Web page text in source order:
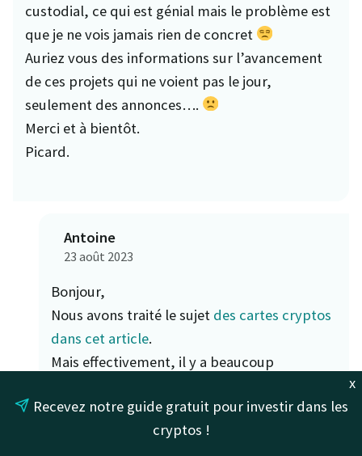
custodial, ce qui est génial mais le problème est
que je ne vois jamais rien de concret
Auriez vous des informations sur l’avancement
de ces projets qui ne voient pas le jour,
seulement des annonces….
Merci et à bientôt.
Picard.
Antoine
23 août 2023
Bonjour,
Nous avons traité le sujet des cartes cryptos
dans cet article.
Mais effectivement, il y a beaucoup
projet complètement fonctionnel pour le
x
Recevez notre guide gratuit pour investir dans les
cryptos !